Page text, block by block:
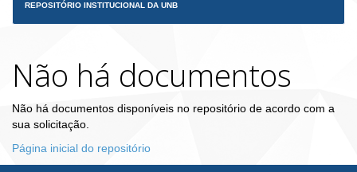
REPOSITÓRIO INSTITUCIONAL DA UNB
Não há documentos
Não há documentos disponíveis no repositório de acordo com a
sua solicitação.
Página inicial do repositório